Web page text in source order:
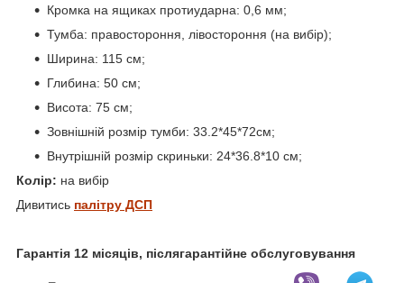
Кромка на ящиках протиударна: 0,6 мм;
Тумба: правостороння, лівостороння (на вибір);
Ширина: 115 см;
Глибина: 50 см;
Висота: 75 см;
Зовнішній розмір тумби: 33.2*45*72см;
Внутрішній розмір скриньки: 24*36.8*10 см;
Колір: на вибір
Дивитись палітру ДСП
Гарантія 12 місяців, післягарантійне обслуговування